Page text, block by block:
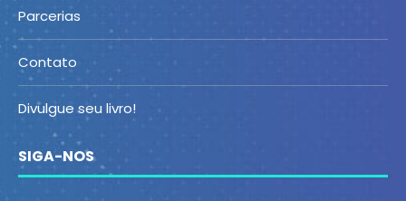
Parcerias
Contato
Divulgue seu livro!
SIGA-NOS